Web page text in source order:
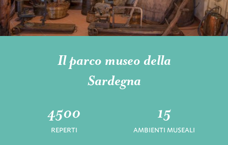
Il parco museo della
Sardegna
4500
15
REPERTI AMBIENTI MUSEALI